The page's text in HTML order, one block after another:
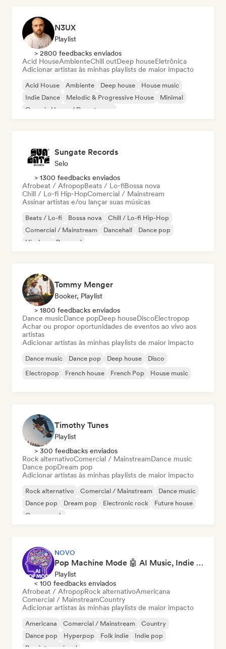
N3UX
Playlist
> 2800 feedbacks enviados
Acid HouseAmbienteChill outDeep houseEletrônica
Adicionar artistas às minhas playlists de maior impacto
Acid House Ambiente Deep house
House music
Indie Dance
Melodic & Progressive House
Minimal
Organic House / Downtempo
Sungate Records
Selo
> 1300 feedbacks enviados
Afrobeat / AfropopBeats / Lo-fiBossa nova
Chill / Lo-fi Hip-HopComercial / Mainstream
Assinar artistas e/ou lançar suas músicas
Beats / Lo-fi Bossa nova
Chill / Lo-fi Hip-Hop
Comercial / Mainstream
Dancehall
Dance pop
Hip-hop
Pop soul
Tommy Menger
Booker, Playlist
> 1800 feedbacks enviados
Dance musicDance popDeep houseDiscoElectropop
Achar ou propor oportunidades de eventos ao vivo aos
artistas
Adicionar artistas às minhas playlists de maior impacto
Dance music Dance pop Deep house
Disco
Electropop
French house French Pop House music
Timothy Tunes
Playlist
> 300 feedbacks enviados
Rock alternativoComercial / MainstreamDance music
Dance popDream pop
Adicionar artistas às minhas playlists de maior impacto
Rock alternativo Comercial / Mainstream
Dance music
Dance pop
Dream pop Electronic rock
Future house
Garage rock
NOVO
Pop Machine Mode 🤖 AI Music, Indie Pop & Dream Pop
Playlist
< 100 feedbacks enviados
Afrobeat / AfropopRock alternativoAmericana
Comercial / MainstreamCountry
Adicionar artistas às minhas playlists de maior impacto
Americana Comercial / Mainstream
Country
Dance pop
Hyperpop Folk indie
Indie pop